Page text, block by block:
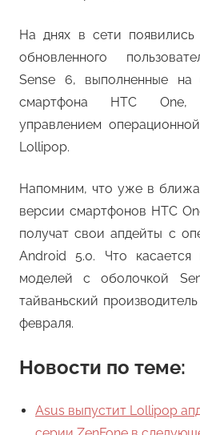
На днях в сети
обновленного
Sense 6, выполненные на
смартфона HTC One,
управлением
Lollipop.
Напомним, что уже в
версии смартфонов HTC
получат свои апдейты с
Android 5.0. Что касается
моделей с оболочкой
тайваньский
февраля.
Новости по теме:
Asus выпустит Lollipop